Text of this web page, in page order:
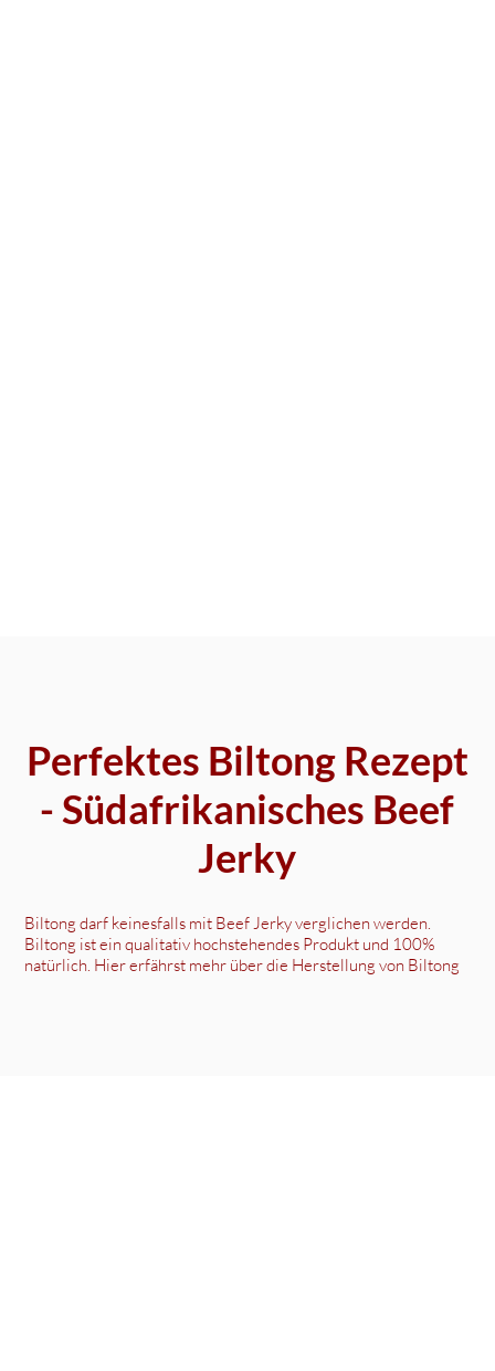
Perfektes Biltong Rezept
- Südafrikanisches Beef
Jerky
Biltong darf keinesfalls mit Beef Jerky verglichen werden.
Biltong ist ein qualitativ hochstehendes Produkt und 100%
natürlich. Hier erfährst mehr über die Herstellung von Biltong